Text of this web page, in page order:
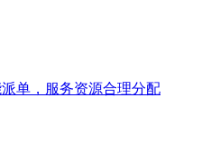
单，服务资源合理分配